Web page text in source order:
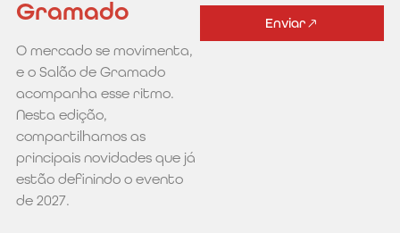
Gramado
O mercado se movimenta,
e o Salão de Gramado
acompanha esse ritmo.
Nesta edição,
compartilhamos as
principais novidades que já
estão definindo o evento
de 2027.
Enviar